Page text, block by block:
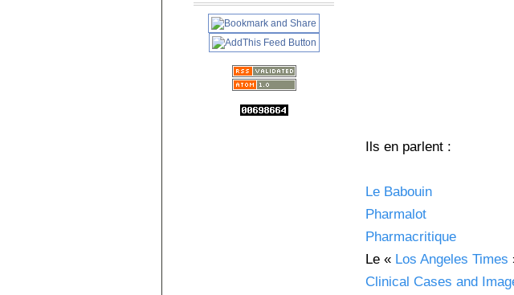
Ils en parlent :
Le Babouin
Pharmalot
Pharmacritique
Le « Los Angeles Times
Clinical Cases and